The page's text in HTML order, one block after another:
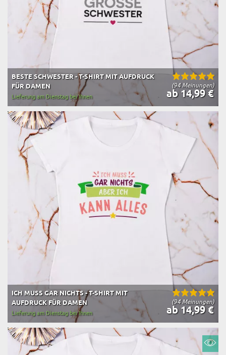
(94 Meinungen)
BESTE SCHWESTER - T-SHIRT MIT AUFDRUCK
FÜR DAMEN
ab 14,99 €
Lieferung am Dienstag bei Ihnen
(94 Meinungen)
ICH MUSS GAR NICHTS - T-SHIRT MIT
AUFDRUCK FÜR DAMEN
ab 14,99 €
Lieferung am Dienstag bei Ihnen